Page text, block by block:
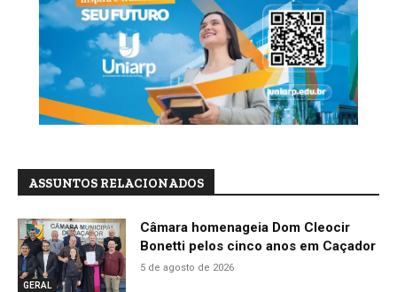
ASSUNTOS RELACIONADOS
GERAL
Câmara homenageia Dom Cleocir
Bonetti pelos cinco anos em Caçador
5 de agosto de 2026